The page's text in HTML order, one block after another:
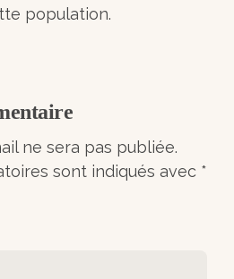
population.
ne sera pas publiée.
sont indiqués avec *